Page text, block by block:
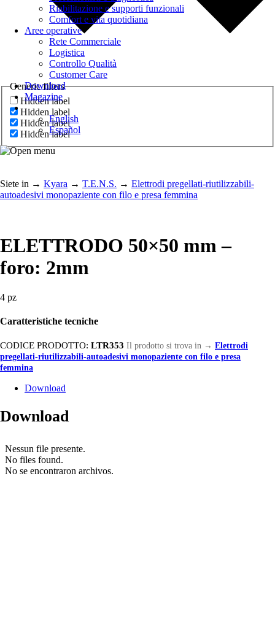
Generic filters
Hidden label
Hidden label
Hidden label
Hidden label
Riabilitazione e supporti funzionali
Comfort e vita quotidiana
Aree operative
Rete Commerciale
Logistica
Controllo Qualità
Customer Care
Download
Magazine
English
Español
Siete in → Kyara → T.E.N.S. → Elettrodi pregellati-riutilizzabili-
autoadesivi monopaziente con filo e presa femmina
ELETTRODO 50×50 mm –
foro: 2mm
4 pz
Caratteristiche tecniche
CODICE PRODOTTO: LTR353 Il prodotto si trova in → Elettrodi
pregellati-riutilizzabili-autoadesivi monopaziente con filo e presa
femmina
Download
Download